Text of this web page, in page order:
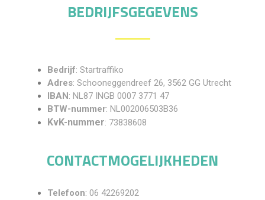
BEDRIJFSGEGEVENS
Bedrijf: Startraffiko
Adres: Schooneggendreef 26, 3562 GG Utrecht
IBAN: NL87 INGB 0007 3771 47
BTW-nummer: NL002006503B36
KvK-nummer: 73838608
CONTACTMOGELIJKHEDEN
Telefoon: 06 42269202